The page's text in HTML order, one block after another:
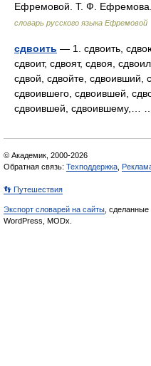
Ефремовой. Т. Ф.
словарь русского языка Ефремовой
сдвоить — 1. сдвоить,
сдвоит, сдвоят, сдвоя,
сдвой, сдвойте, сдвоивший,
сдвоившего, сдвоившей,
сдвоившей, сдвоившему,…
© Академик, 2000-2026
Обратная связь: Техподдержка
👣 Путешествия
Экспорт словарей на сайты , сделанные
WordPress, MODx.